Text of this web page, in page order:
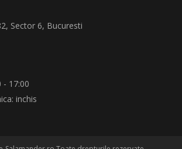
Sector 6, Bucuresti
- 17:00
inchis